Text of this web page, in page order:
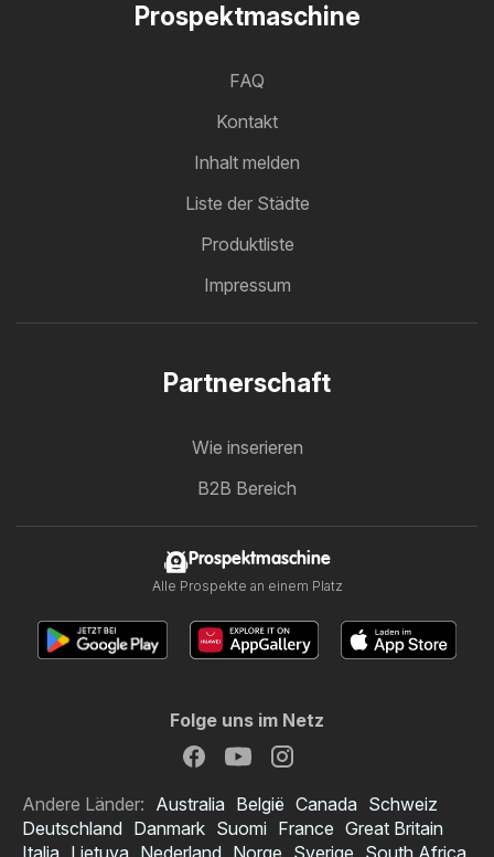
Prospektmaschine
FAQ
Kontakt
Inhalt melden
Liste der Städte
Produktliste
Impressum
Partnerschaft
Wie inserieren
B2B Bereich
Prospektmaschine
Alle Prospekte an einem Platz
Folge uns im Netz
Andere Länder: Australia België Canada Schweiz
Deutschland Danmark Suomi France Great Britain
Italia Lietuva Nederland Norge Sverige South Africa